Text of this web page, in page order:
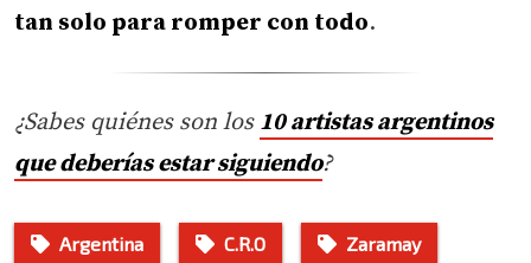
tan solo para romper con todo.
¿Sabes quiénes son los 10 artistas argentinos
que deberías estar siguiendo?
Argentina C.R.O Zaramay